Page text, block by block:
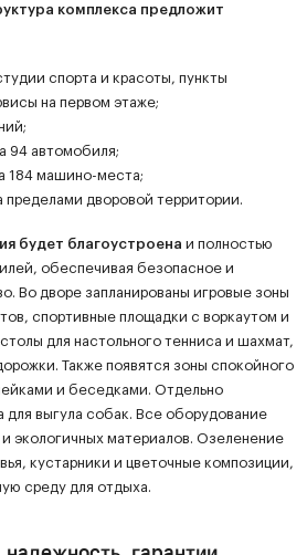
комплекса предложит
спорта и красоты, пункты
на первом этаже;
94 автомобиля;
184 машино-места;
пределами дворовой территории.
будет благоустроена и полностью
обеспечивая безопасное и
Во дворе запланированы игровые зоны
спортивные площадки с воркаутом и
для настольного тенниса и шахмат,
Также появятся зоны спокойного
и беседками. Отдельно
для выгула собак. Все оборудование
экологичных материалов. Озеленение
кустарники и цветочные композиции,
среду для отдыха.